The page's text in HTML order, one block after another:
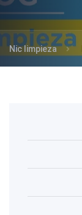
Nic limpieza